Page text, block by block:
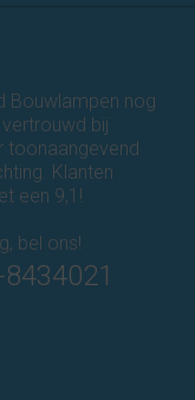
Bouwlampen nog
bij
toonaangevend
Klanten
een 9,1!
bel ons!